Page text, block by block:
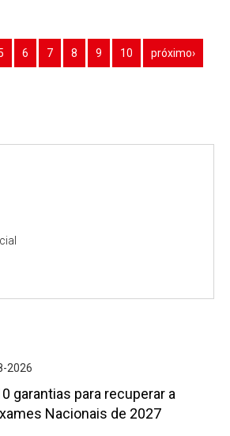
6 7 8 9 10
próximo›
2026
garantias para recuperar a
Nacionais de 2027